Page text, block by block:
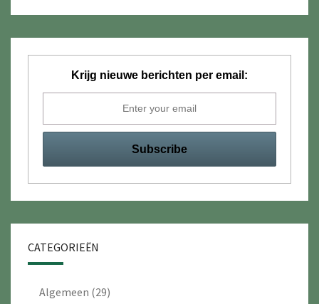
Krijg nieuwe berichten per email:
CATEGORIEËN
Algemeen (29)